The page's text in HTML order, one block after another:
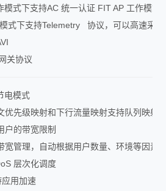
式下支持AC 统一认证 FIT AP 工作模式
式下支持Telemetry 协议，可以高速采
关协议
电模式
优先级映射和下行流量映射支持队列映射
户的带宽限制
宽管理，自动根据用户数量、环境等因
层次化调度
用加速